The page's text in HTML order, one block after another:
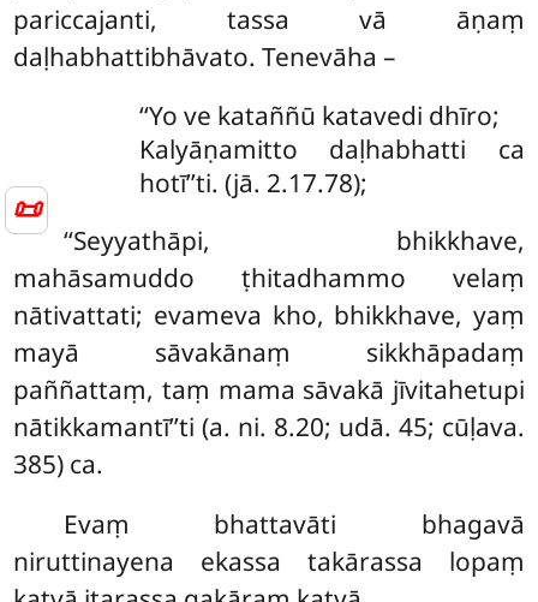
📜
pariccajanti, tassa vā āṇaṃ
daḷhabhattibhāvato. Tenevāha –
‘‘Yo ve kataññū katavedi dhīro;
Kalyāṇamitto daḷhabhatti ca
hotī’’ti. (jā. 2.17.78);
‘‘Seyyathāpi, bhikkhave,
mahāsamuddo ṭhitadhammo velaṃ
nātivattati; evameva kho, bhikkhave, yaṃ
mayā sāvakānaṃ sikkhāpadaṃ
paññattaṃ, taṃ mama sāvakā jīvitahetupi
nātikkamantī’’ti (a. ni. 8.20; udā. 45; cūḷava.
385) ca.
Evaṃ bhattavāti bhagavā
niruttinayena ekassa takārassa lopaṃ